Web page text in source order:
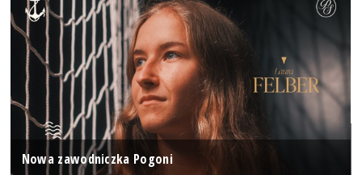
Nowa zawodniczka Pogoni